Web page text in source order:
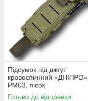
Підсумок під джгут
кровоспинний «ДНІПРО»,
РМ03, пісок
Готово до відправки